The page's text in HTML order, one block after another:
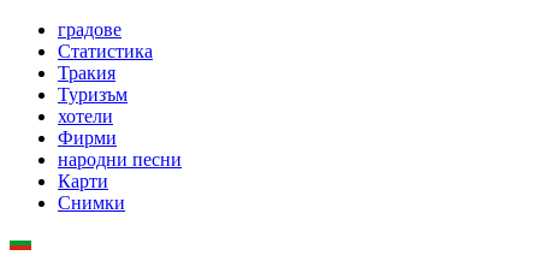
градове
Статистика
Тракия
Туризъм
хотели
Фирми
народни песни
Карти
Снимки